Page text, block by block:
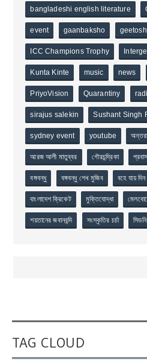
bangladeshi english literature
event gaanbaksho
ICC Champions Trophy
Kunta Kinte music news
PriyoVision Quarantiny
sirajus salekin Sushant Singh
sydney event youtube
আরজ আলী মাতুব্বর গৌরচন্দ্রিকা
বঙ্গবন্ধু বঙ্গবন্ধু শেখ মুজিব বহে যায় দিন
বাংলাদেশ ক্রিকেট মুক্তিযোদ্ধা
শয়তানের জবানবন্দি সংস্কৃতির চর্চা সিডনি
TAG CLOUD